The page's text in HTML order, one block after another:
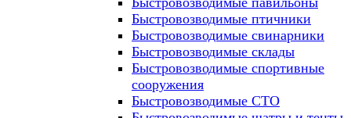
Быстровозводимые птичники
Быстровозводимые свинарники
Быстровозводимые склады
Быстровозводимые спортивные
сооружения
Быстровозводимые СТО